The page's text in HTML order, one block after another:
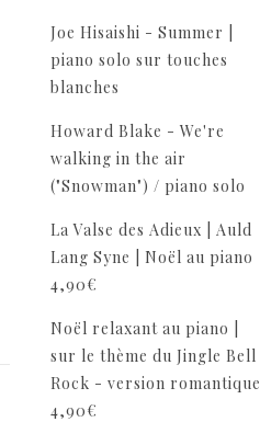
Joe Hisaishi - Summer |
piano solo sur touches
blanches
Howard Blake - We're
walking in the air
("Snowman") / piano solo
La Valse des Adieux | Auld
Lang Syne | Noël au piano
4,90€
Noël relaxant au piano |
sur le thème du Jingle Bell
Rock - version romantique
4,90€